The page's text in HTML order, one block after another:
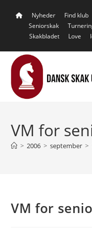
Nyheder Find klub
Seniorskak
Skakbladet
Love
VM for
> 2006 > september >
VM for